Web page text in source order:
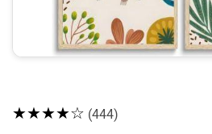
★★★★☆ (444)